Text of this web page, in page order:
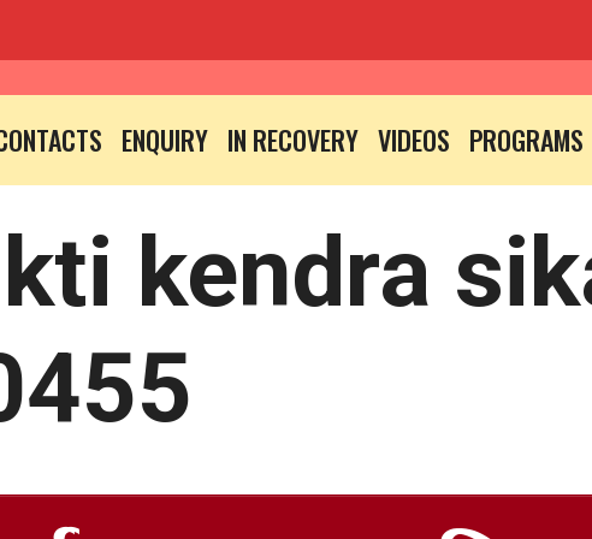
ENQUIRY IN RECOVERY VIDEOS PROGRAMS
kendra